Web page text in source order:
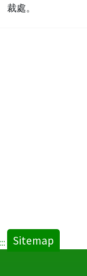
裁處。
::: Sitemap